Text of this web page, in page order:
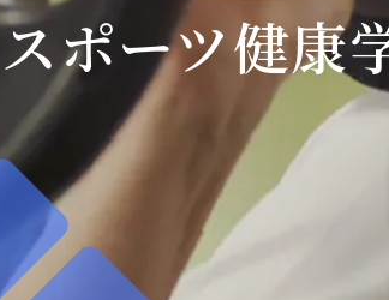
スポーツ健康